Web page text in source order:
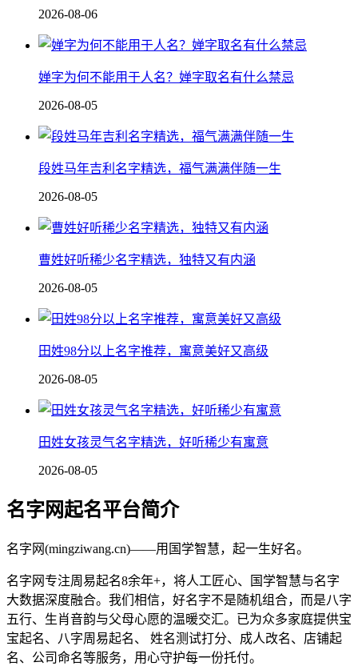
2026-08-06
婵字为何不能用于人名？婵字取名有什么禁忌
2026-08-05
段姓马年吉利名字精选，福气满满伴随一生
2026-08-05
曹姓好听稀少名字精选，独特又有内涵
2026-08-05
田姓98分以上名字推荐，寓意美好又高级
2026-08-05
田姓女孩灵气名字精选，好听稀少有寓意
2026-08-05
名字网起名平台简介
名字网(mingziwang.cn)——用国学智慧，起一生好名。
名字网专注周易起名8余年+，将人工匠心、国学智慧与名字
大数据深度融合。我们相信，好名字不是随机组合，而是八字
五行、生肖音韵与父母心愿的温暖交汇。已为众多家庭提供宝
宝起名、八字周易起名、 姓名测试打分、成人改名、店铺起
名、公司命名等服务，用心守护每一份托付。